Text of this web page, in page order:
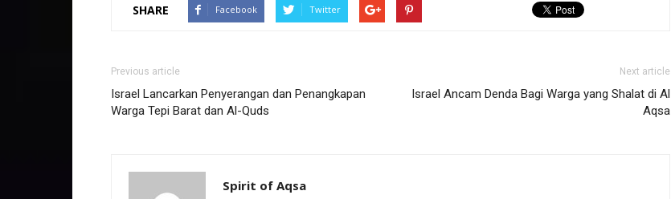
SHARE Facebook Twitter
Previous article
Israel Lancarkan Penyerangan dan Penangkapan
Warga Tepi Barat dan Al-Quds
Next article
Israel Ancam Denda Bagi Warga yang Shalat di Al
Aqsa
Spirit of Aqsa